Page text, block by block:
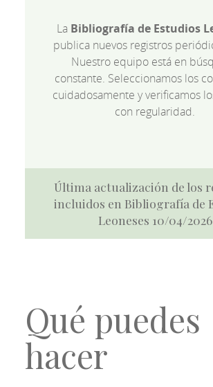
La Bibliografía de Estudios
publica nuevos registros
Nuestro equipo está en
constante. Seleccionamos los
cuidadosamente y verificamos
con regularidad.
Última actualización de los
incluidos en Bibliografía de
Leoneses 10/04/2026
Qué puedes
hacer